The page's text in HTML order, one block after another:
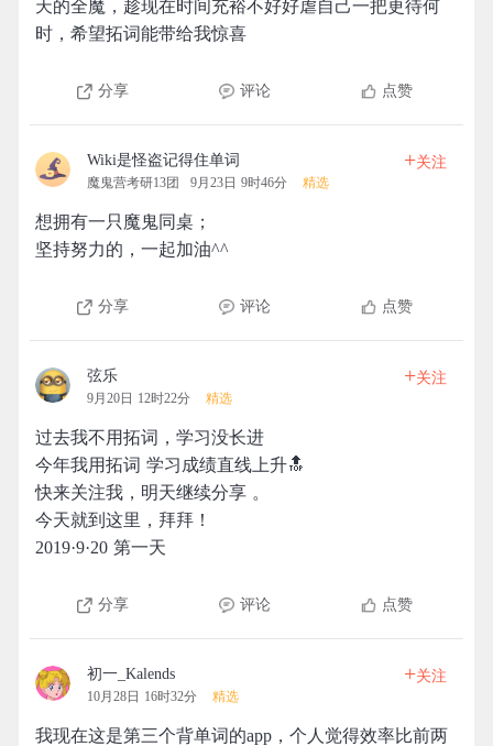
天的全魔，趁现在时间充裕不好好虐自己一把更待何
时，希望拓词能带给我惊喜
分享 评论 点赞
Wiki是怪盗记得住单词
魔鬼营考研13团 9月23日 9时46分 精选
+关注
想拥有一只魔鬼同桌；
坚持努力的，一起加油^^
分享 评论 点赞
弦乐
9月20日 12时22分 精选
+关注
过去我不用拓词，学习没长进
今年我用拓词 学习成绩直线上升🔝
快来关注我，明天继续分享 。
今天就到这里，拜拜！
2019·9·20 第一天
分享 评论 点赞
初一_Kalends
10月28日 16时32分 精选
+关注
我现在这是第三个背单词的app，个人觉得效率比前两